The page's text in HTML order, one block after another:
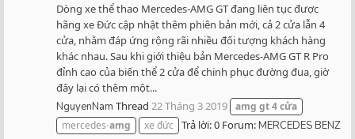
Dòng xe thể thao Mercedes-AMG GT đang liên tục được
hãng xe Đức cập nhật thêm phiên bản mới, cả 2 cửa lẫn 4
cửa, nhằm đáp ứng rộng rãi nhiều đối tượng khách hàng
khác nhau. Sau khi giới thiệu bản Mercedes-AMG GT R Pro
đỉnh cao của biến thể 2 cửa để chinh phục đường đua, giờ
đây lại có thêm một...
NguyenNam Thread 22 Tháng 3 2019 amg gt4cửa
mercedes-amg xe đức Trả lời: 0 Forum:MERCEDES BENZ